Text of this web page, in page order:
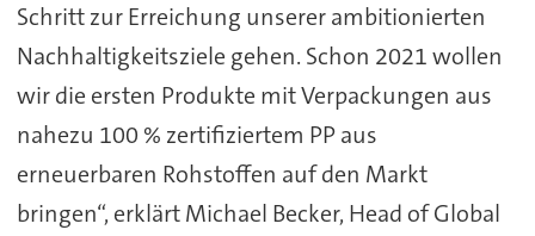
Schritt zur Erreichung unserer ambitionierten
Nachhaltigkeitsziele gehen. Schon 2021 wollen
wir die ersten Produkte mit Verpackungen aus
nahezu 100 % zertifiziertem PP aus
erneuerbaren Rohstoffen auf den Markt
bringen“, erklärt Michael Becker, Head of Global